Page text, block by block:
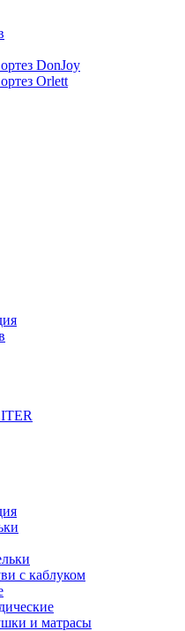
DonJoy
Orlett
с каблуком
и матрасы